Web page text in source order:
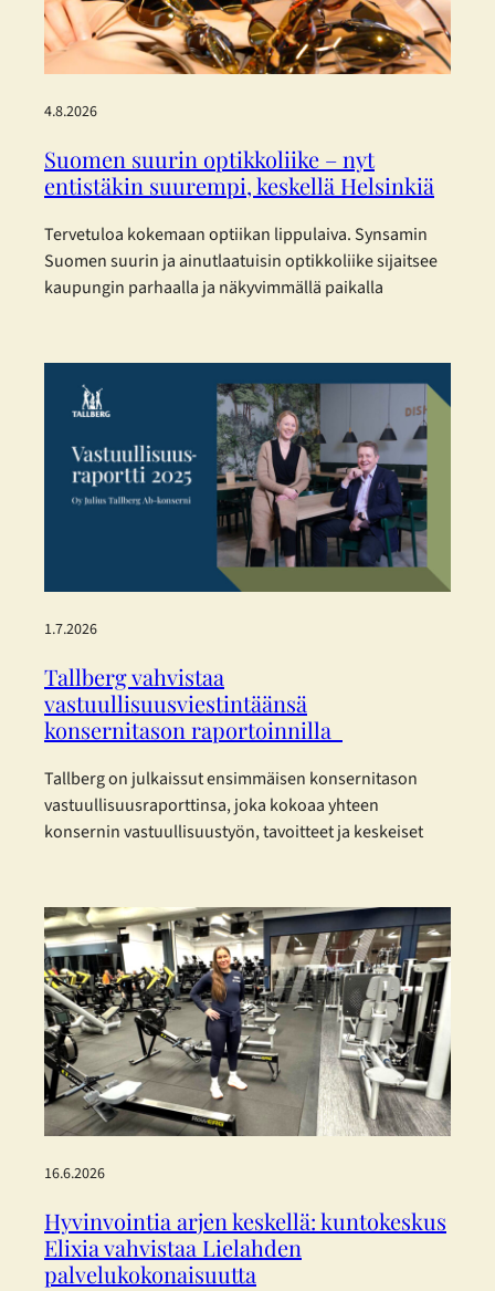
4.8.2026
Suomen suurin optikkoliike – nyt
entistäkin suurempi, keskellä Helsinkiä
Tervetuloa kokemaan optiikan lippulaiva. Synsamin
Suomen suurin ja ainutlaatuisin optikkoliike sijaitsee
kaupungin parhaalla ja näkyvimmällä paikalla
Synsamin lippulaivaliike tarjoaa huikeat 423 m² täyden
palvelun optiikkaa aivan Aleksanterinkadun ytimessä.
Enemmän tilaa, enemmän valikoimaa ja entistä
parempaa palvelua – kaikki asiakkaan parhaaksi.
Uudistetut tilat, sujuvampi…
1.7.2026
Tallberg vahvistaa
vastuullisuusviestintäänsä
konsernitason raportoinnilla
Tallberg on julkaissut ensimmäisen konsernitason
vastuullisuusraporttinsa, joka kokoaa yhteen
konsernin vastuullisuustyön, tavoitteet ja keskeiset
standardeja mukaillen. Tallberg ei kuulu lakisääteisen
kestävyysraportoinnin piiriin, mutta on päättänyt
raportoida vastuullisuudestaan vapaaehtoisesti.
Konsernin vastuullisuusraportti on laadittu mukaillen
EFRAG:n (European Financial Reporting Advisory
Group) joulukuussa 2025 julkaisemia
yksinkertaistettuja ESRS-standardeja. Päätös perustuu
haluun…
16.6.2026
Hyvinvointia arjen keskellä: kuntokeskus
Elixia vahvistaa Lielahden
palvelukokonaisuutta